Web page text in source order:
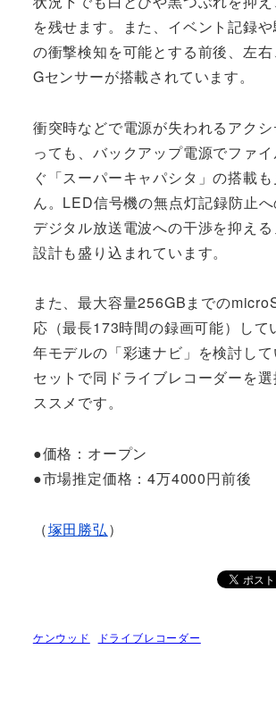
を残せます。また、イベント記録
の衝撃検知を可能とする前後、左
Gセンサーが搭載されています。
衝突時などで電源が失われるアク
っても、バックアップ電源でファ
ぐ「スーパーキャパシタ」の搭載
ん。LED信号機の無点灯記録防止
デジタル放送電波への干渉を抑え
設計も盛り込まれています。
また、最大容量256GBまでの
応（最長173時間の録画可能）して
年モデルの「彩速ナビ」を検討して
セットで同ドライブレコーダーを
ススメです。
●価格：オープン
●市場推定価格：4万4000円前後
（塚田勝弘）
ケンウッド ドライブレコーダー